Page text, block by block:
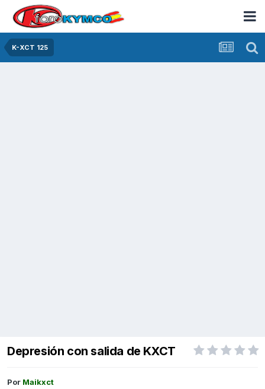
K-XCT 125
Depresión con salida de KXCT
Por Maikxct